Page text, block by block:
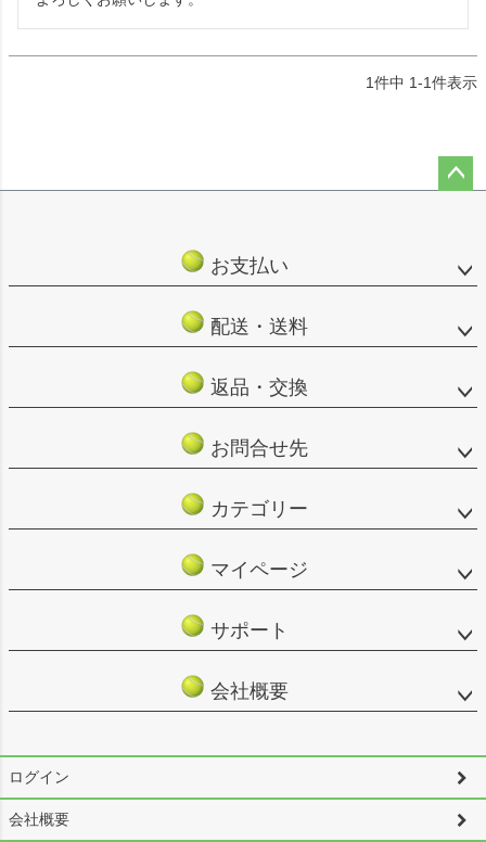
1件中 1-1件表示
お支払い
配送・送料
返品・交換
お問合せ先
カテゴリー
マイページ
サポート
会社概要
ログイン
会社概要